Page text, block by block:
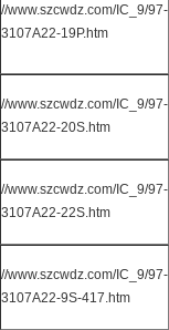
//www.szcwdz.com/IC_9/97-
3107A22-19P.htm
//www.szcwdz.com/IC_9/97-
3107A22-20S.htm
//www.szcwdz.com/IC_9/97-
3107A22-22S.htm
//www.szcwdz.com/IC_9/97-
3107A22-9S-417.htm